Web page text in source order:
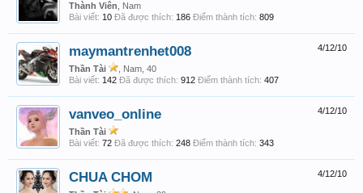
Thành Viên , Nam
Bài viết: 10 Đã được thích: 186 Điểm thành tích: 809
4/12/10
maymantrenhet008
Thần Tài
, Nam, 40
Bài viết: 142 Đã được thích: 912 Điểm thành tích: 407
4/12/10
vanveo_online
Thần Tài
Bài viết: 72 Đã được thích: 248 Điểm thành tích: 343
4/12/10
CHUA CHOM